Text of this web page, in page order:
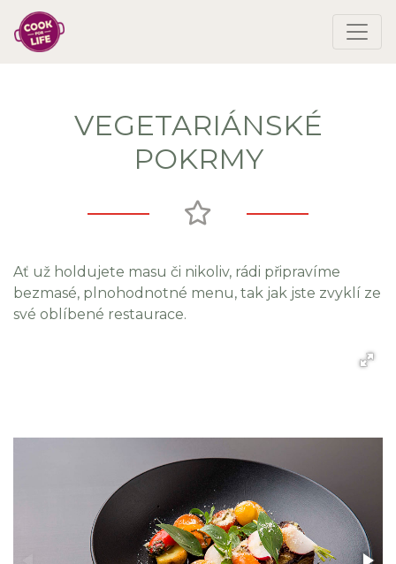
VEGETARIÁNSKÉ
POKRMY
Ať už holdujete masu či nikoliv, rádi připravíme
bezmasé, plnohodnotné menu, tak jak jste zvyklí ze
své oblíbené restaurace.